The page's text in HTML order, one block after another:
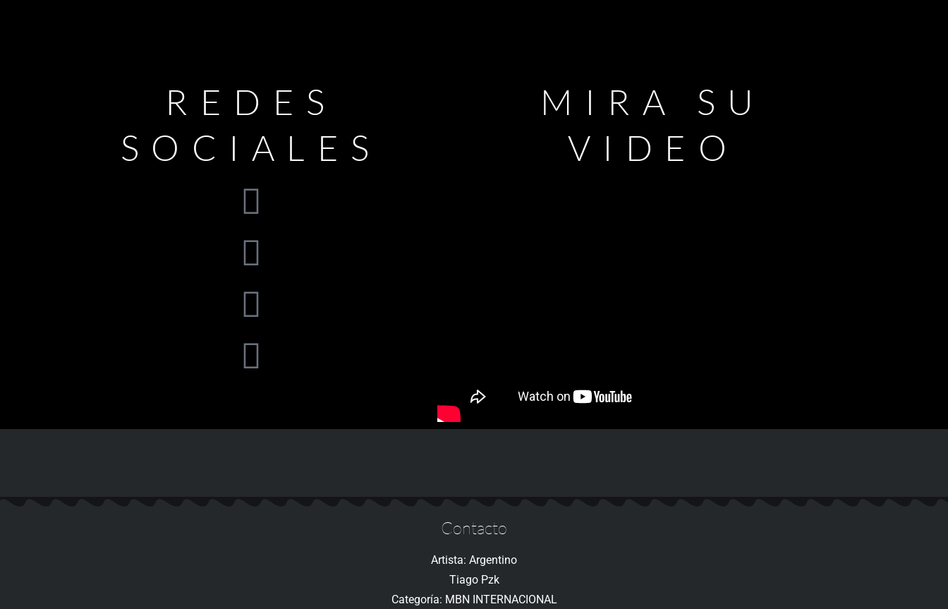
REDES
SOCIALES
MIRA SU
VIDEO
Contacto
Artista: Argentino
Tiago Pzk
Categoría: MBN INTERNACIONAL